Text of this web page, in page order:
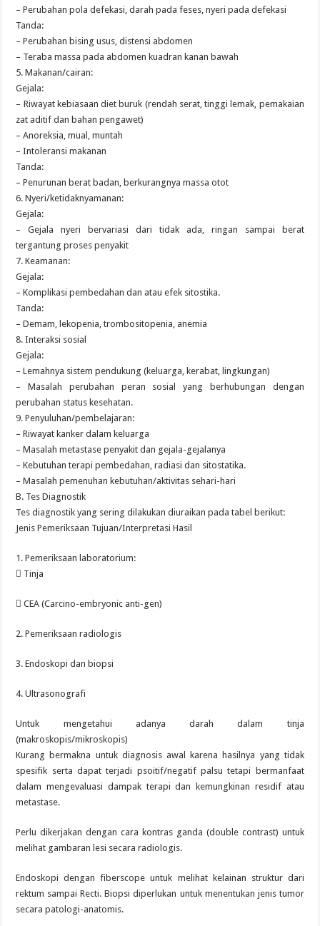
– Perubahan pola defekasi, darah pada feses, nyeri pada defekasi
Tanda:
– Perubahan bising usus, distensi abdomen
– Teraba massa pada abdomen kuadran kanan bawah
5. Makanan/cairan:
Gejala:
– Riwayat kebiasaan diet buruk (rendah serat, tinggi lemak, pemakaian
zat aditif dan bahan pengawet)
– Anoreksia, mual, muntah
– Intoleransi makanan
Tanda:
– Penurunan berat badan, berkurangnya massa otot
6. Nyeri/ketidaknyamanan:
Gejala:
– Gejala nyeri bervariasi dari tidak ada, ringan sampai berat
tergantung proses penyakit
7. Keamanan:
Gejala:
– Komplikasi pembedahan dan atau efek sitostika.
Tanda:
– Demam, lekopenia, trombositopenia, anemia
8. Interaksi sosial
Gejala:
– Lemahnya sistem pendukung (keluarga, kerabat, lingkungan)
– Masalah perubahan peran sosial yang berhubungan dengan
perubahan status kesehatan.
9. Penyuluhan/pembelajaran:
– Riwayat kanker dalam keluarga
– Masalah metastase penyakit dan gejala-gejalanya
– Kebutuhan terapi pembedahan, radiasi dan sitostatika.
– Masalah pemenuhan kebutuhan/aktivitas sehari-hari
B. Tes Diagnostik
Tes diagnostik yang sering dilakukan diuraikan pada tabel berikut:
Jenis Pemeriksaan Tujuan/Interpretasi Hasil
1. Pemeriksaan laboratorium:
 Tinja
 CEA (Carcino-embryonic anti-gen)
2. Pemeriksaan radiologis
3. Endoskopi dan biopsi
4. Ultrasonografi
Untuk mengetahui adanya darah dalam tinja
(makroskopis/mikroskopis)
Kurang bermakna untuk diagnosis awal karena hasilnya yang tidak
spesifik serta dapat terjadi psoitif/negatif palsu tetapi bermanfaat
dalam mengevaluasi dampak terapi dan kemungkinan residif atau
metastase.
Perlu dikerjakan dengan cara kontras ganda (double contrast) untuk
melihat gambaran lesi secara radiologis.
Endoskopi dengan fiberscope untuk melihat kelainan struktur dari
rektum sampai Recti. Biopsi diperlukan untuk menentukan jenis tumor
secara patologi-anatomis.